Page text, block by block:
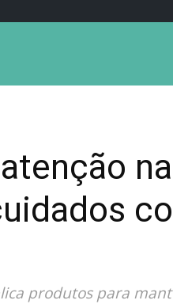
produtos para